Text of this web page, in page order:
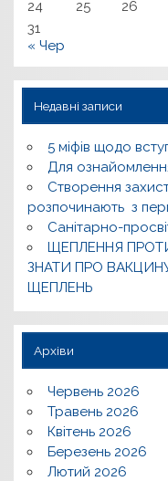
24
25 26
31
« Чер
Недавні записи
5 міфів щодо
Для
Створення
розпочинають з
Санітарно-
ЩЕПЛЕННЯ
ЗНАТИ ПРО
ЩЕПЛЕНЬ
Архіви
Червень 2026
Травень 2026
Квітень 2026
Березень 2026
Лютий 2026